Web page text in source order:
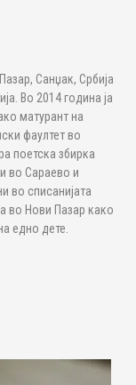
Санџак, Србија
Во 2014 година ја
матурант на
фаултет во
поетска збирка
во Сараево и
во списанијата
во Нови Пазар како
едно дете.